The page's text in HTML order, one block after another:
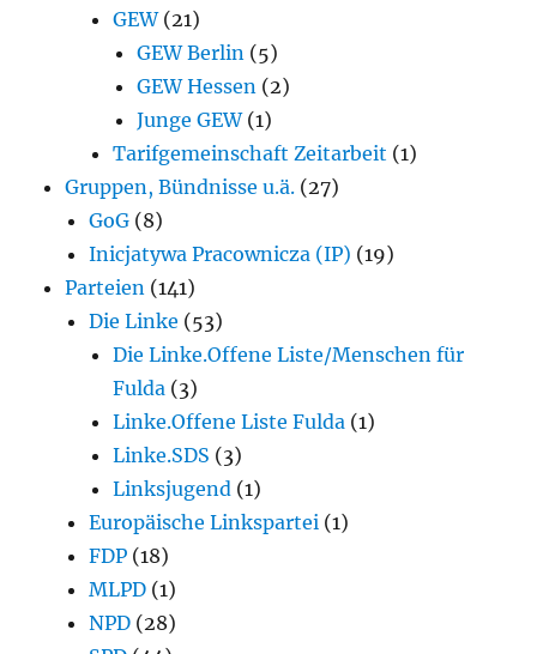
GEW(21)
GEW Berlin (5)
GEW Hessen (2)
Junge GEW(1)
Tarifgemeinschaft Zeitarbeit (1)
Gruppen, Bündnisse u.ä. (27)
GoG (8)
Inicjatywa Pracownicza (IP) (19)
Parteien (141)
Die Linke (53)
Die Linke.Offene Liste/Menschen für
Fulda (3)
Linke.Offene Liste Fulda (1)
Linke.SDS (3)
Linksjugend (1)
Europäische Linkspartei (1)
FDP (18)
MLPD (1)
NPD (28)